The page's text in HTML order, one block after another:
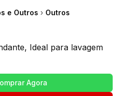
e Outros › Outros
Ideal para lavagem
Agora